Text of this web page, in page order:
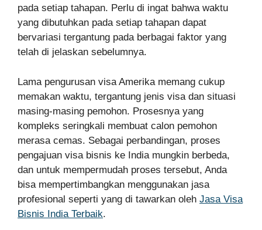
pada setiap tahapan. Perlu di ingat bahwa waktu
yang dibutuhkan pada setiap tahapan dapat
bervariasi tergantung pada berbagai faktor yang
telah di jelaskan sebelumnya.
Lama pengurusan visa Amerika memang cukup
memakan waktu, tergantung jenis visa dan situasi
masing-masing pemohon. Prosesnya yang
kompleks seringkali membuat calon pemohon
merasa cemas. Sebagai perbandingan, proses
pengajuan visa bisnis ke India mungkin berbeda,
dan untuk mempermudah proses tersebut, Anda
bisa mempertimbangkan menggunakan jasa
profesional seperti yang di tawarkan oleh Jasa Visa
Bisnis India Terbaik.